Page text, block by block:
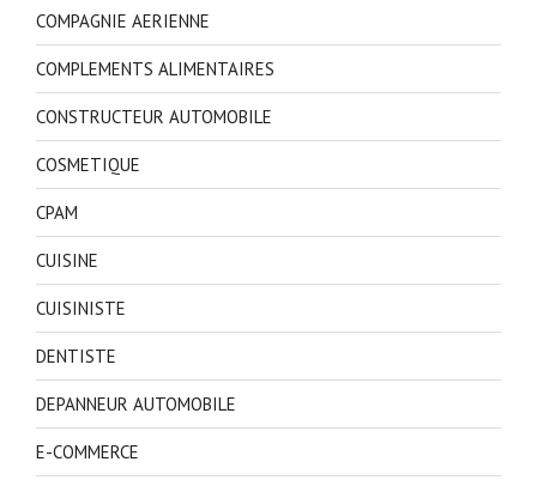
COMPAGNIE AERIENNE
COMPLEMENTS ALIMENTAIRES
CONSTRUCTEUR AUTOMOBILE
COSMETIQUE
CPAM
CUISINE
CUISINISTE
DENTISTE
DEPANNEUR AUTOMOBILE
E-COMMERCE